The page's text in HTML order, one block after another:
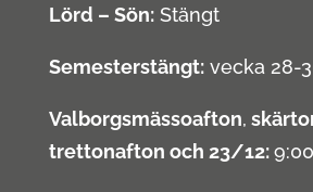
Lörd – Sön:Stängt
Semesterstängt:vecka 28-
Valborgsmässoafton,
trettonafton och 23/12: